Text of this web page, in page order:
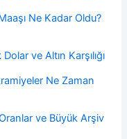
Ne Kadar Oldu?
ve Altın Karşılığı
Ne Zaman
ve Büyük Arşiv